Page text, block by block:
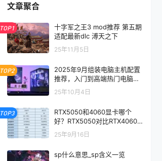
文章聚合
TOP1
十字军之王3 mod推荐 第五期
适配最新dlc 溥天之下
25年11月5日
TOP2
2025年9月组装电脑主机配置
推荐，入门到高端热门电脑配
置方案
25年10月4日
TOP3
RTX5050和4060显卡哪个
好？RTX5050对比RTX4060/
5060性能评测
25年9月16日
sp什么意思_sp含义一览